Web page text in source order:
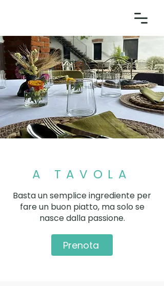
A TAVOLA
Basta un semplice ingrediente per
fare un buon piatto, ma solo se
nasce dalla passione.
Prenota